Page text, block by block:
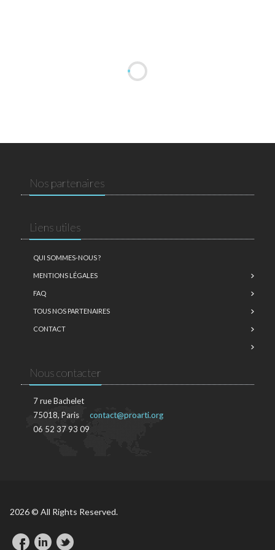
Nos partenaires
Liens utiles
QUI SOMMES-NOUS ?
MENTIONS LÉGALES
FAQ
TOUS NOS PARTENAIRES
CONTACT
Nous contacter
7 rue Bachelet
75018, Paris
06 52 37 93 09
contact@proarti.org
2026 © All Rights Reserved.